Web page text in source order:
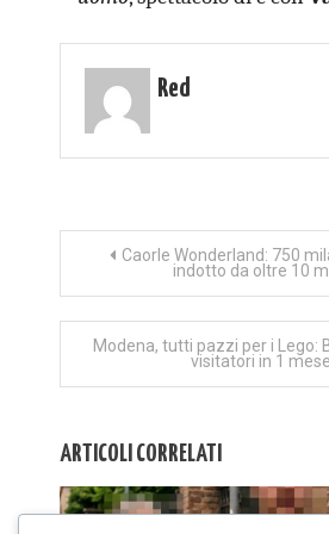
Red
Navigazione
Caorle Wonderland: 750
indotto da oltre 10
Modena, tutti pazzi per i Lego:
visitatori in 1 mese
ARTICOLI CORRELATI